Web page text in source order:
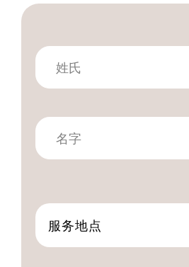
服务地点